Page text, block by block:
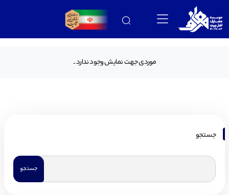
موردی جهت نمایش وجود ندارد ..
جستجو